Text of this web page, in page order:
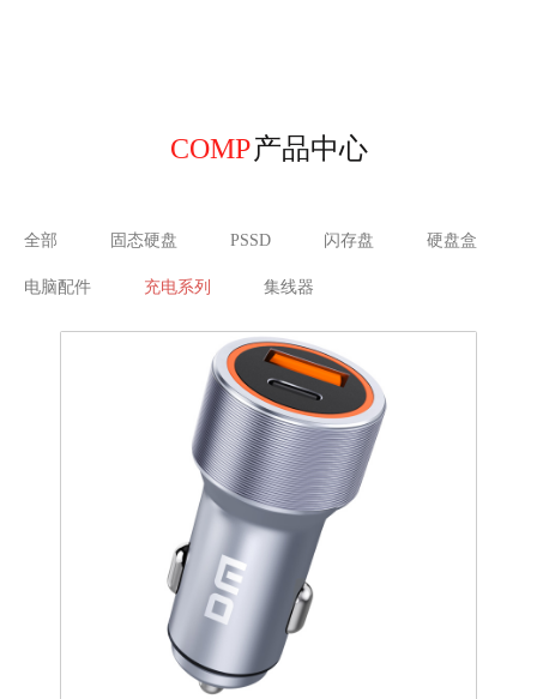
COMP产品中心
全部 固态硬盘 PSSD 闪存盘 硬盘盒
电脑配件 充电系列 集线器